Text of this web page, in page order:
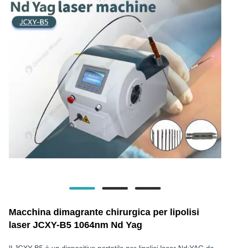
Macchina dimagrante chirurgica per lipolisi
laser JCXY-B5 1064nm Nd Yag